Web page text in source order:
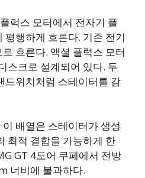
럭스 모터에서 전자기 플
평행하게 흐른다. 기존 전기
흐른다. 액셜 플럭스 모터
스크로 설계되어 있다. 두
드위치처럼 스테이터를 감
배열은 스테이터가 생성
최적 결합을 가능하게 한
GT 4도어 쿠페에서 전방
너비에 불과하다.